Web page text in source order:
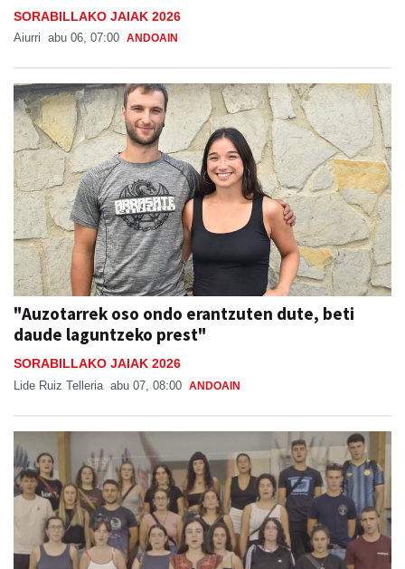
SORABILLAKO JAIAK 2026
Aiurri abu 06, 07:00 ANDOAIN
"Auzotarrek oso ondo erantzuten dute, beti
daude laguntzeko prest"
SORABILLAKO JAIAK 2026
Lide Ruiz Telleria abu 07, 08:00 ANDOAIN